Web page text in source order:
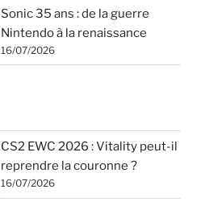
Sonic 35 ans : de la guerre
Nintendo à la renaissance
16/07/2026
CS2 EWC 2026 : Vitality peut-il
reprendre la couronne ?
16/07/2026